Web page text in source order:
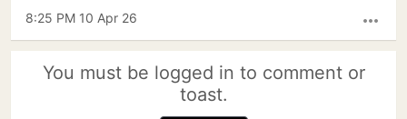
more_horiz
8:25 PM 10 Apr 26
You must be logged in to comment or
toast.